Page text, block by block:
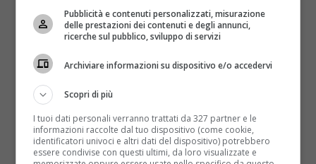
un’abitudine diffusa in tutta Italia.
Chi però non ne ha mai fatto uso può scoprire
qualcosa in più proprio grazie aRitorno alle radici. Le
piante spontanee per l’alimentazione e la salute
Sandro e Maurizio Di Massimo
biologo, etnobotanico, studioso di piante alimentari,
velenose e medicinali, mentre il secondo è un
erborista specializzato in indirizzo spagirico e
Pubblicità e contenuti personalizzati, misurazione
delle prestazioni dei contenuti e degli annunci,
ricerche sul pubblico, sviluppo di servizi
Archiviare informazioni su dispositivo e/o accedervi
Scopri di più
I tuoi dati personali verranno trattati da 327 partner e le
informazioni raccolte dal tuo dispositivo (come cookie,
identificatori univoci e altri dati del dispositivo) potrebbero
essere condivise con questi ultimi, da loro visualizzate e